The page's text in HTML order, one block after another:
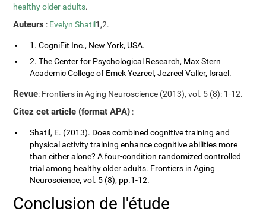
healthy older adults.
Auteurs : Evelyn Shatil 1,2.
1. CogniFit Inc., New York, USA.
2. The Center for Psychological Research, Max Stern
Academic College of Emek Yezreel, Jezreel Valler, Israel.
Revue: Frontiers in Aging Neuroscience (2013), vol. 5 (8): 1-12.
Citez cet article (format APA) :
Shatil, E. (2013). Does combined cognitive training and
physical activity training enhance cognitive abilities more
than either alone? A four-condition randomized controlled
trial among healthy older adults. Frontiers in Aging
Neuroscience, vol. 5 (8), pp.1-12.
Conclusion de l'étude